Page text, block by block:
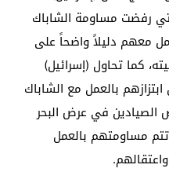
رفضت مساومة الشاباك
معهم دليلاً واضحاً على
كما تحاول (إسرائيل)
بالعمل مع الشاباك
الصيادين في عرض البحر
مساومتهم بالعمل